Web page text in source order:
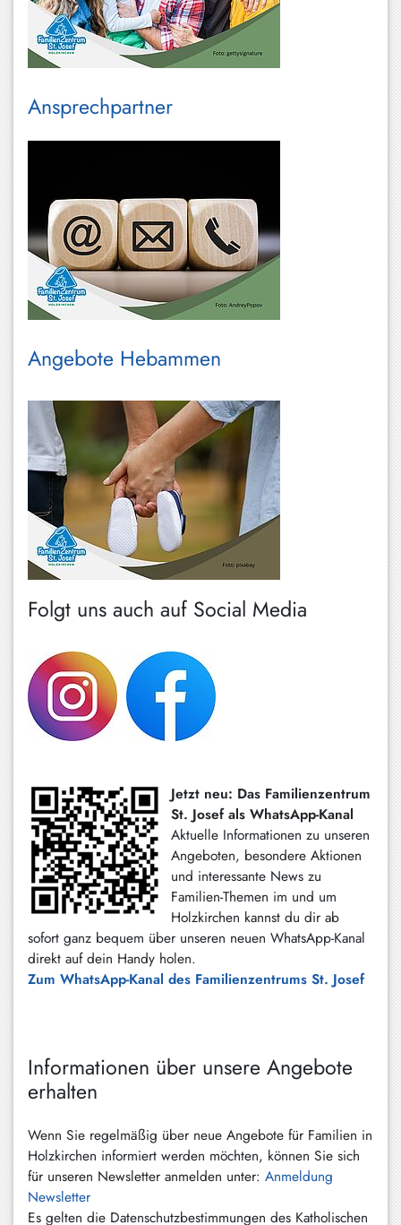
Ansprechpartner
Angebote Hebammen
Folgt uns auch auf Social Media
Jetzt neu: Das Familienzentrum
St. Josef als WhatsApp-Kanal
Aktuelle Informationen zu unseren
Angeboten, besondere Aktionen
und interessante News zu
Familien-Themen im und um
Holzkirchen kannst du dir ab
sofort ganz bequem über unseren neuen WhatsApp-Kanal
direkt auf dein Handy holen.
Zum WhatsApp-Kanal des Familienzentrums St. Josef
Informationen über unsere Angebote
erhalten
Wenn Sie regelmäßig über neue Angebote für Familien in
Holzkirchen informiert werden möchten, können Sie sich
für unseren Newsletter anmelden unter: Anmeldung
Newsletter
Es gelten die Datenschutzbestimmungen des Katholischen